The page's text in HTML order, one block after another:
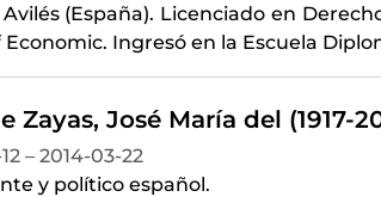
Avilés (España). Licenciado en
Economic. Ingresó en la Escuela
Zayas, José María del (1917-
– 2014-03-22
y político español.